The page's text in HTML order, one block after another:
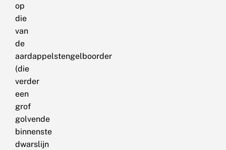
op
die
van
de
aardappelstengelboorder
(die
verder
een
grof
golvende
binnenste
dwarslijn